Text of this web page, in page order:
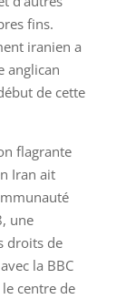
fins.
iranien a
anglican
de cette
flagrante
Iran ait
une
droits de
la BBC
centre de